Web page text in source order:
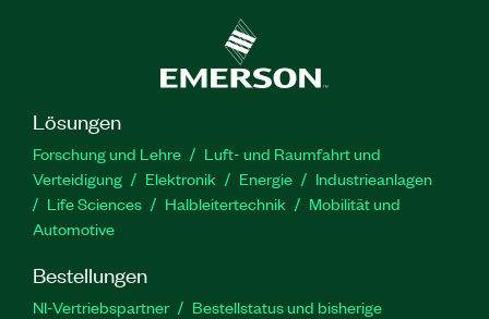
Lösungen
Forschung und Lehre
Luft- und Raumfahrt und
Verteidigung
Elektronik Energie
Industrieanlagen
Life Sciences
Halbleitertechnik
Mobilität und
Automotive
Bestellungen
NI-Vertriebspartner
Bestellstatus und bisherige